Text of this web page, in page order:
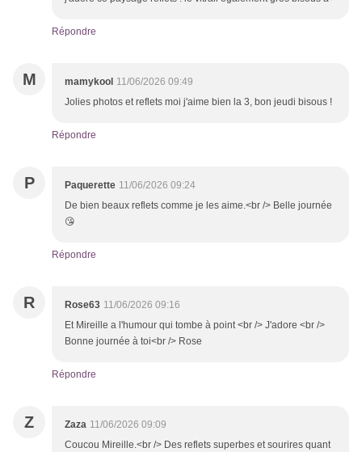
Répondre
M mamykool 11/06/2026 09:49
Jolies photos et reflets moi j'aime bien la 3, bon jeudi bisous !
Répondre
P Paquerette 11/06/2026 09:24
De bien beaux reflets comme je les aime.<br /> Belle journée
😘
Répondre
R Rose63 11/06/2026 09:16
Et Mireille a l'humour qui tombe à point <br /> J'adore <br />
Bonne journée à toi<br /> Rose
Répondre
Z Zaza 11/06/2026 09:09
Coucou Mireille.<br /> Des reflets superbes et sourires quant